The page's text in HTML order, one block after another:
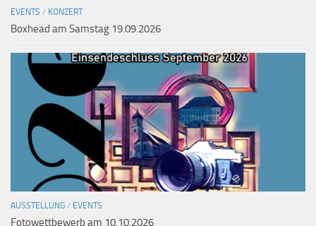
EVENTS / KONZERT
Boxhead am Samstag 19.09.2026
AUSSTELLUNG / EVENTS
Fotowettbewerb am 10.10.2026